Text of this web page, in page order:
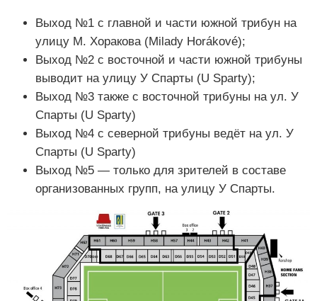
Выход №1 с главной и части южной трибун на
улицу М. Хоракова (Milady Horákové);
Выход №2 с восточной и части южной трибуны
выводит на улицу У Спарты (U Sparty);
Выход №3 также с восточной трибуны на ул. У
Спарты (U Sparty)
Выход №4 с северной трибуны ведёт на ул. У
Спарты (U Sparty)
Выход №5 — только для зрителей в составе
организованных групп, на улицу У Спарты.